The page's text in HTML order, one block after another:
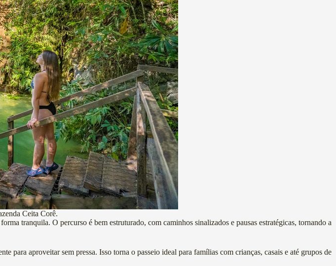
Ceita Corê.
tranquila. O percurso é bem estruturado, com caminhos sinalizados e pausas estratégicas, tornando a
para aproveitar sem pressa. Isso torna o passeio ideal para famílias com crianças, casais e até grupos de